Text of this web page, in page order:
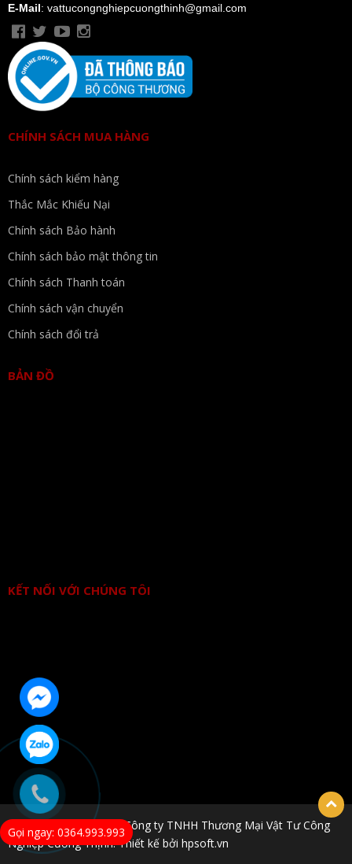
E-Mail: vattucongnghiepcuongthinh@gmail.com
CHÍNH SÁCH MUA HÀNG
Chính sách kiểm hàng
Thắc Mắc Khiếu Nại
Chính sách Bảo hành
Chính sách bảo mật thông tin
Chính sách Thanh toán
Chính sách vận chuyển
Chính sách đổi trả
BẢN ĐỒ
KẾT NỐI VỚI CHÚNG TÔI
© Bản quyền thuộc về Công ty TNHH Thương Mại Vật Tư Công
Nghiệp Cường Thịnh. Thiết kế bởi hpsoft.vn
Gọi ngay: 0364.993.993